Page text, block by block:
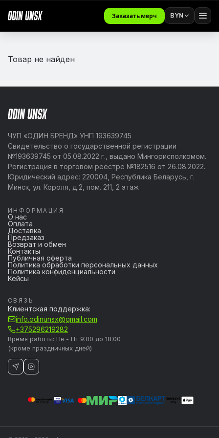
Заказать мерч BYN
Товар не найден
ЧУП «ОДИН БРЕНД» УНП 193639745
Свидетельство о государственной регистрации
№193639745 от 05.08.2022 г., выдано Мингорисполкомом.
Регистрация в торговом реестре №182516 от 26.08.2022.
Юридический адрес: 220004, Республика Беларусь, г.
Минск, ул. Короля, д.2, пом. 211, 2 этаж
ИНФОРМАЦИЯ
О нас
Оплата
Доставка
Предзаказ
Возврат и обмен
Контакты
Публичная оферта
Политика обработки персональных данных
Политика конфиденциальности
Кейсы
СВЯЗЬ
Клиентская поддержка:
info.odinunsx@gmail.com
+375296219282
Время работы: Пн - Пт 9:00 до 18:00
(кроме праздничных дней)